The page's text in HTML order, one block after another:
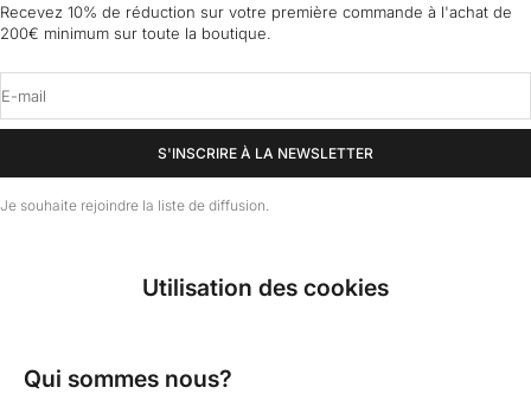
Recevez 10% de réduction sur votre première commande à l'achat de
200€ minimum sur toute la boutique.
E-mail
S'INSCRIRE À LA NEWSLETTER
Je souhaite rejoindre la liste de diffusion.
Utilisation des cookies
Qui sommes nous?